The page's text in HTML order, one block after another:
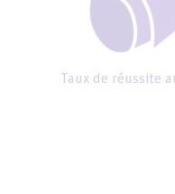
Taux de réussite